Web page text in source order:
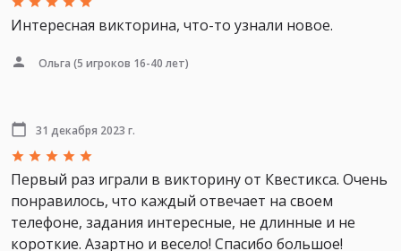
Интересная викторина, что-то узнали новое.
Ольга (5 игроков 16-40 лет)
31 декабря 2023 г.
Первый раз играли в викторину от Квестикса. Очень
понравилось, что каждый отвечает на своем
телефоне, задания интересные, не длинные и не
короткие. Азартно и весело! Спасибо большое!